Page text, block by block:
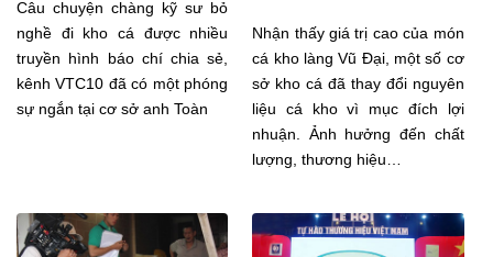
Câu chuyện chàng kỹ sư bỏ
nghề đi kho cá được nhiều
truyền hình báo chí chia sẻ,
kênh VTC10 đã có một phóng
sự ngắn tại cơ sở anh Toàn
Nhận thấy giá trị cao của món
cá kho làng Vũ Đại, một số cơ
sở kho cá đã thay đổi nguyên
liệu cá kho vì mục đích lợi
nhuận. Ảnh hưởng đến chất
lượng, thương hiệu…